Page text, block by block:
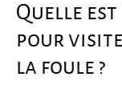
Quelle
pour
la foule ?